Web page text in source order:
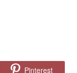
Pinterest